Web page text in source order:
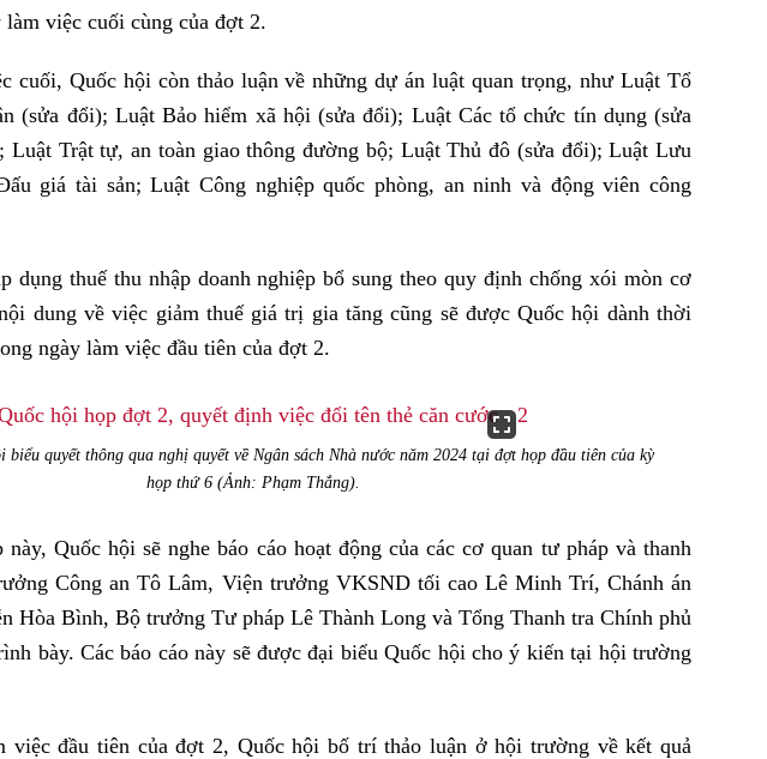
làm việc cuối cùng của đợt 2.
cuối, Quốc hội còn thảo luận về những dự án luật quan trọng, như Luật Tổ
(sửa đổi); Luật Bảo hiểm xã hội (sửa đổi); Luật Các tổ chức tín dụng (sửa
Trật tự, an toàn giao thông đường bộ; Luật Thủ đô (sửa đổi); Luật Lưu
giá tài sản; Luật Công nghiệp quốc phòng, an ninh và động viên công
dụng thuế thu nhập doanh nghiệp bổ sung theo quy định chống xói mòn cơ
dung về việc giảm thuế giá trị gia tăng cũng sẽ được Quốc hội dành thời
ngày làm việc đầu tiên của đợt 2.
biểu quyết thông qua nghị quyết về Ngân sách Nhà nước năm 2024 tại đợt họp đầu tiên của kỳ
họp thứ 6 (Ảnh: Phạm Thắng).
Quốc hội sẽ nghe báo cáo hoạt động của các cơ quan tư pháp và thanh
Công an Tô Lâm, Viện trưởng VKSND tối cao Lê Minh Trí, Chánh án
Hòa Bình, Bộ trưởng Tư pháp Lê Thành Long và Tổng Thanh tra Chính phủ
bày. Các báo cáo này sẽ được đại biểu Quốc hội cho ý kiến tại hội trường
việc đầu tiên của đợt 2, Quốc hội bố trí thảo luận ở hội trường về kết quả